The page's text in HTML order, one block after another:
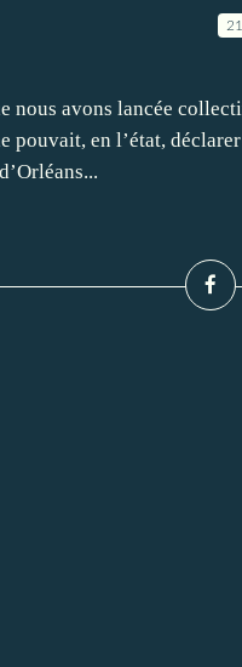
nous avons lancée
pouvait, en l’état,